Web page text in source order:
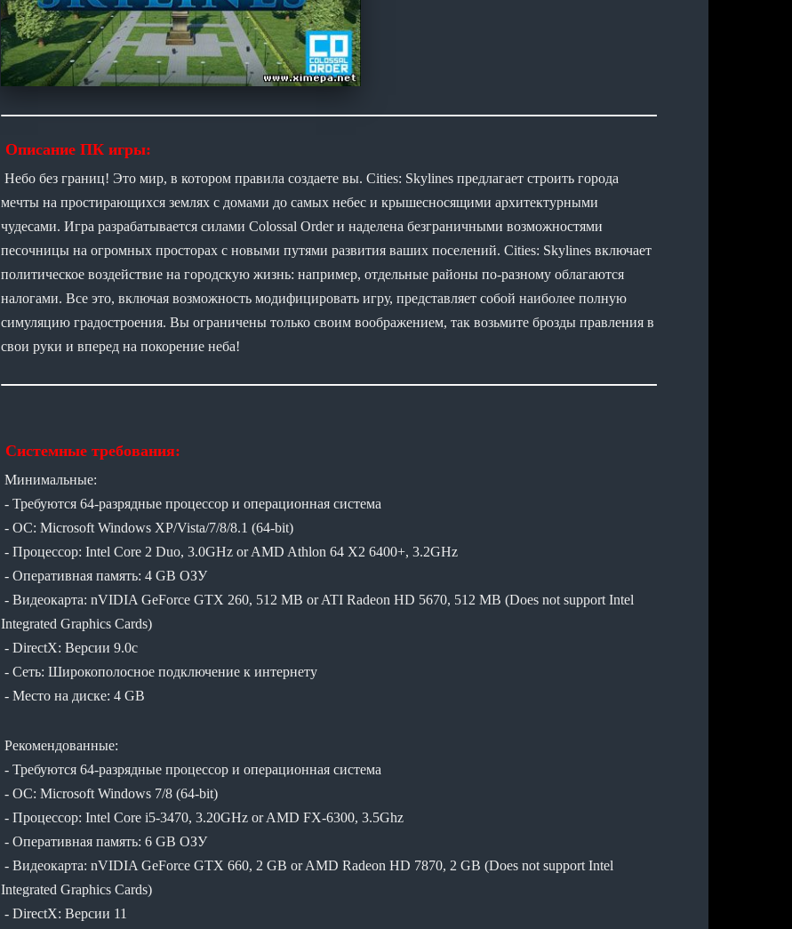
Описание ПК игры:
Небо без границ! Это мир, в котором правила создаете вы. Cities: Skylines предлагает строить города
мечты на простирающихся землях с домами до самых небес и крышесносящими архитектурными
чудесами. Игра разрабатывается силами Colossal Order и наделена безграничными возможностями
песочницы на огромных просторах с новыми путями развития ваших поселений. Cities: Skylines включает
политическое воздействие на городскую жизнь: например, отдельные районы по-разному облагаются
налогами. Все это, включая возможность модифицировать игру, представляет собой наиболее полную
симуляцию градостроения. Вы ограничены только своим воображением, так возьмите брозды правления в
свои руки и вперед на покорение неба!
Системные требования:
Минимальные:
- Требуются 64-разрядные процессор и операционная система
- ОС: Microsoft Windows XP/Vista/7/8/8.1 (64-bit)
- Процессор: Intel Core 2 Duo, 3.0GHz or AMD Athlon 64 X2 6400+, 3.2GHz
- Оперативная память: 4 GB ОЗУ
- Видеокарта: nVIDIA GeForce GTX 260, 512 MB or ATI Radeon HD 5670, 512 MB (Does not support Intel
Integrated Graphics Cards)
- DirectX: Версии 9.0c
- Сеть: Широкополосное подключение к интернету
- Место на диске: 4 GB
Рекомендованные:
- Требуются 64-разрядные процессор и операционная система
- ОС: Microsoft Windows 7/8 (64-bit)
- Процессор: Intel Core i5-3470, 3.20GHz or AMD FX-6300, 3.5Ghz
- Оперативная память: 6 GB ОЗУ
- Видеокарта: nVIDIA GeForce GTX 660, 2 GB or AMD Radeon HD 7870, 2 GB (Does not support Intel
Integrated Graphics Cards)
- DirectX: Версии 11